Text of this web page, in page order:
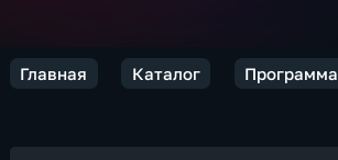
Главная Каталог Программа